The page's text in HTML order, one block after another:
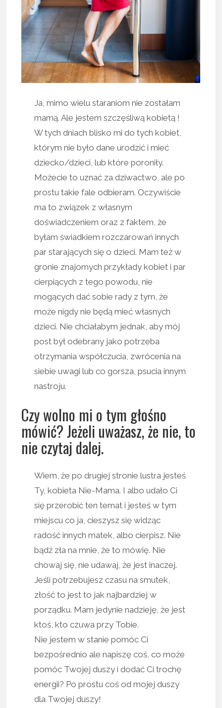
Ja, mimo wielu staraniom nie zostałam
mamą. Ale jestem szczęśliwą kobietą !
W tych dniach blisko mi do tych kobiet,
którym nie było dane urodzić i mieć
dziecko/dzieci, lub które poroniły.
Możecie to uznać za dziwactwo, ale po
prostu takie fale odbieram. Oczywiście
ma to związek z własnym
doświadczeniem oraz z faktem, że
byłam świadkiem rozczarowań innych
par starających się o dzieci. Mam też w
gronie znajomych przykłady kobiet i par
cierpiących z tego powodu, nie
mogących dać sobie rady z tym, że
może nigdy nie będą mieć własnych
dzieci. Nie chciałabym jednak, aby mój
post był odebrany jako potrzeba
otrzymania współczucia, zwrócenia na
siebie uwagi lub co gorsza, psucia innym
nastroju.
Czy wolno mi o tym głośno
mówić? Jeżeli uważasz, że nie, to
nie czytaj dalej.
Wiem, że po drugiej stronie lustra jesteś
Ty, kobieta Nie-Mama. I albo udało Ci
się przerobić ten temat i jesteś w tym
miejscu co ja, cieszysz się widząc
radość innych matek, albo cierpisz. Nie
bądź zła na mnie, że to mówię. Nie
chowaj się, nie udawaj, że jest inaczej.
Jeśli potrzebujesz czasu na smutek,
złość to jest to jak najbardziej w
porządku. Mam jedynie nadzieję, że jest
ktoś, kto czuwa przy Tobie.
Nie jestem w stanie pomóc Ci
bezpośrednio ale napiszę coś, co może
pomóc Twojej duszy i dodać Ci trochę
energii? Po prostu coś od mojej duszy
dla Twojej duszy!